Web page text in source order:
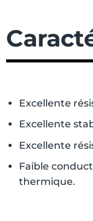
Excellente
Excellente
Excellente
Faible
thermique.